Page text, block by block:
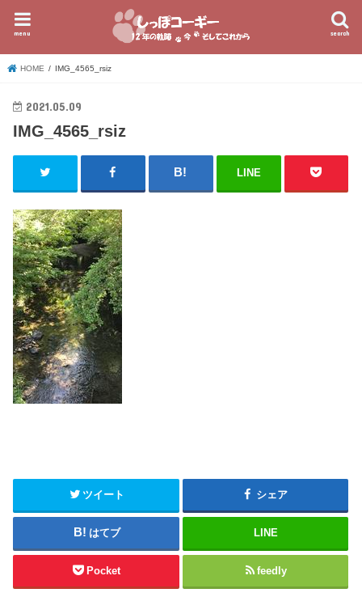
search
menu
HOME IMG_4565_rsiz
2021.05.09
IMG_4565_rsiz
LINE
ツイート シェア
はてブ LINE
Pocket feedly